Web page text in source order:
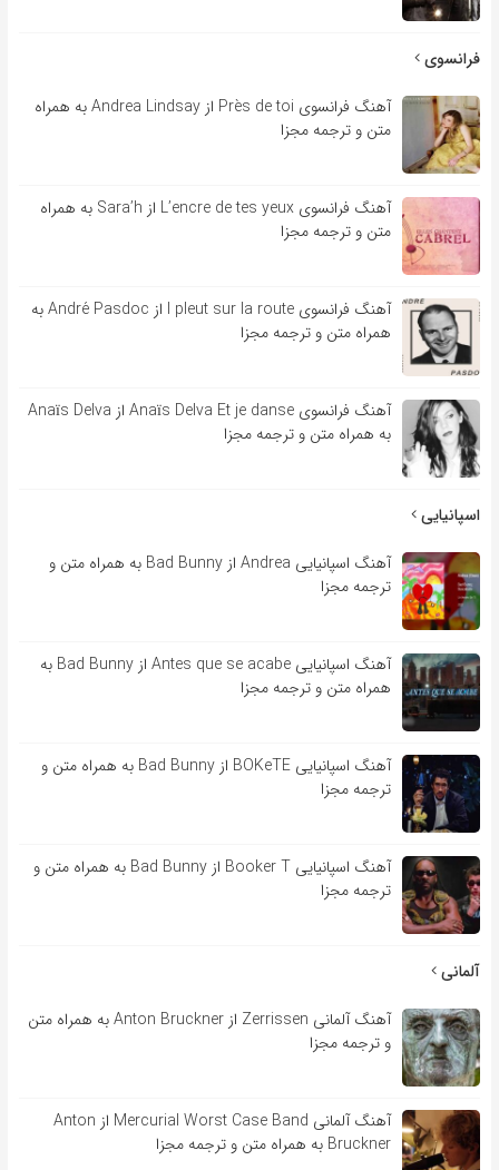
فرانسوی
آهنگ فرانسوی Près de toi از Andrea Lindsay به همراه
متن و ترجمه مجزا
آهنگ فرانسوی L’encre de tes yeux از Sara’h به همراه
متن و ترجمه مجزا
آهنگ فرانسوی l pleut sur la route از André Pasdoc به
همراه متن و ترجمه مجزا
آهنگ فرانسوی Anaïs Delva Et je danse از Anaïs Delva
به همراه متن و ترجمه مجزا
اسپانیایی
آهنگ اسپانیایی Andrea از Bad Bunny به همراه متن و
ترجمه مجزا
آهنگ اسپانیایی Antes que se acabe از Bad Bunny به
همراه متن و ترجمه مجزا
آهنگ اسپانیایی BOKeTE از Bad Bunny به همراه متن و
ترجمه مجزا
آهنگ اسپانیایی Booker T از Bad Bunny به همراه متن و
ترجمه مجزا
آلمانی
آهنگ آلمانی Zerrissen از Anton Bruckner به همراه متن
و ترجمه مجزا
آهنگ آلمانی Mercurial Worst Case Band از Anton
Bruckner به همراه متن و ترجمه مجزا